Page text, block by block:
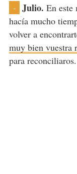
- Julio. En este
hacía mucho
volver a
muy bien vuestra
para reconciliaros.